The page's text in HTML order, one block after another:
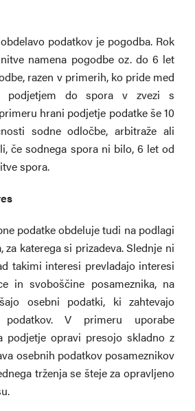
podatkov je pogodba. Rok
namena pogodbe oz. do 6 let
razen v primerih, ko pride med
podjetjem do spora v zvezi s
hrani podjetje podatke še 10
sodne odločbe, arbitraže ali
če sodnega spora ni bilo, 6 let od
spora.
podatke obdeluje tudi na podlagi
za katerega si prizadeva. Slednje ni
takimi interesi prevladajo interesi
in svoboščine posameznika, na
osebni podatki, ki zahtevajo
V primeru uporabe
podjetje opravi presojo skladno z
osebnih podatkov posameznikov
trženja se šteje za opravljeno